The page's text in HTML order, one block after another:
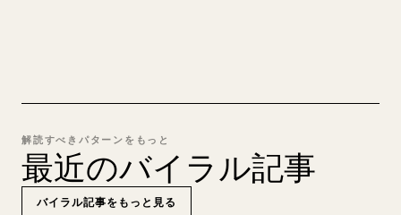
解読すべきパターンをもっと
最近のバイラル記事
バイラル記事をもっと見る